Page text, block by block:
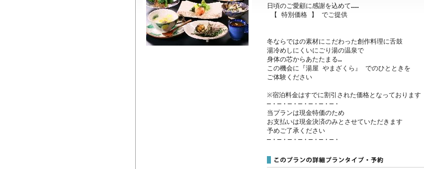
日頃のご愛顧に感謝を込めて……
冬ならではの素材にこだわった創作料理に舌鼓
湯冷めしにくいにごり湯の温泉で
身体の芯からあたたまる…
この機会に『湯屋 やまざくら』 でのひとときを
ご体験ください
※宿泊料金はすでに割引された価格となっております
─・─・─・─・─・─・─・
当プランは現金特価のため
お支払いは現金決済のみとさせていただきます
予めご了承ください
─・─・─・─・─・─・─・